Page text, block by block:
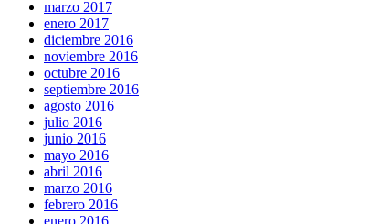
marzo 2017
enero 2017
diciembre 2016
noviembre 2016
octubre 2016
septiembre 2016
agosto 2016
julio 2016
junio 2016
mayo 2016
abril 2016
marzo 2016
febrero 2016
enero 2016